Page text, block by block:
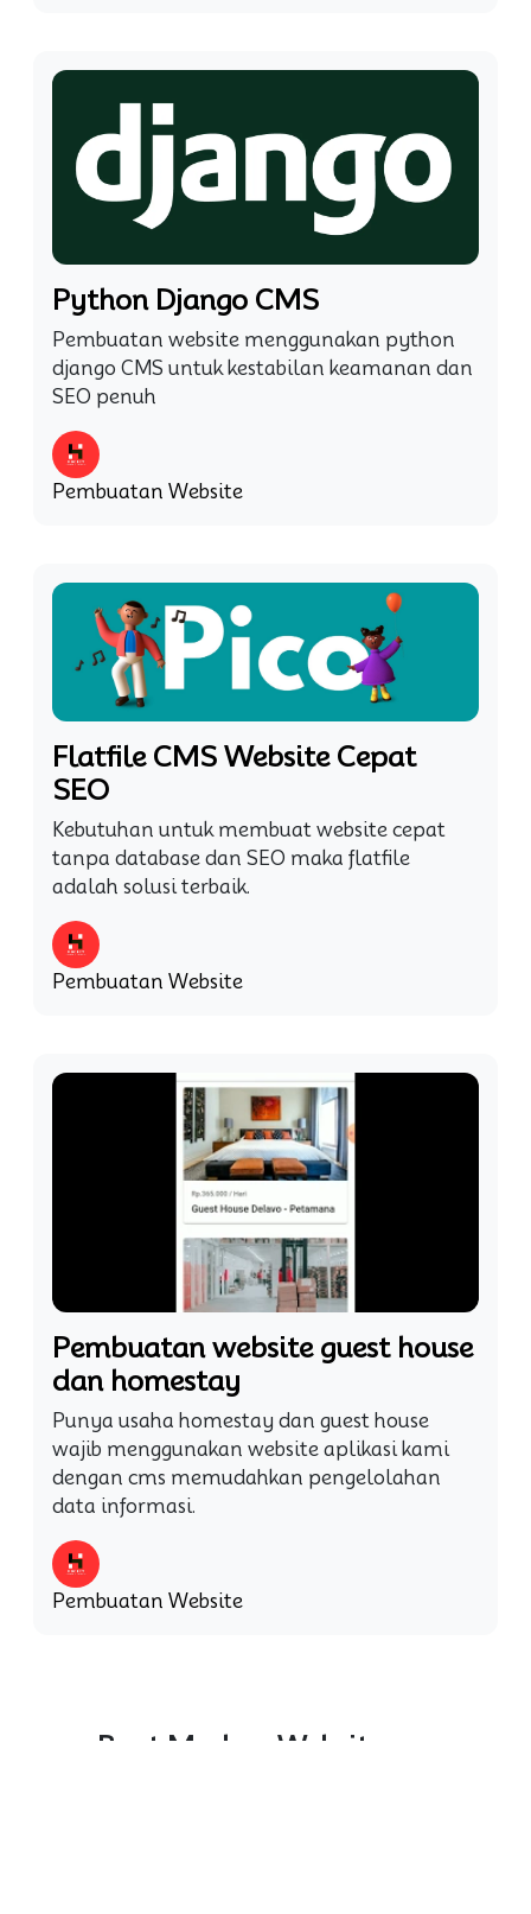
Python Django CMS
Pembuatan website menggunakan python
django CMS untuk kestabilan keamanan dan
SEO penuh
Pembuatan Website
Flatfile CMS Website Cepat
SEO
Kebutuhan untuk membuat website cepat
tanpa database dan SEO maka flatfile
adalah solusi terbaik.
Pembuatan Website
Pembuatan website guest house
dan homestay
Punya usaha homestay dan guest house
wajib menggunakan website aplikasi kami
dengan cms memudahkan pengelolahan
data informasi.
Pembuatan Website
Buat Modern Website mu